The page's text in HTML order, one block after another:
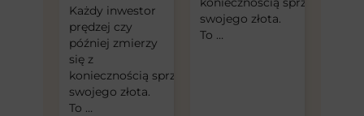
Każdy inwestor
prędzej czy
później zmierzy
się z
koniecznością sprzedaży
swojego złota.
To …
swojego złota.
To …